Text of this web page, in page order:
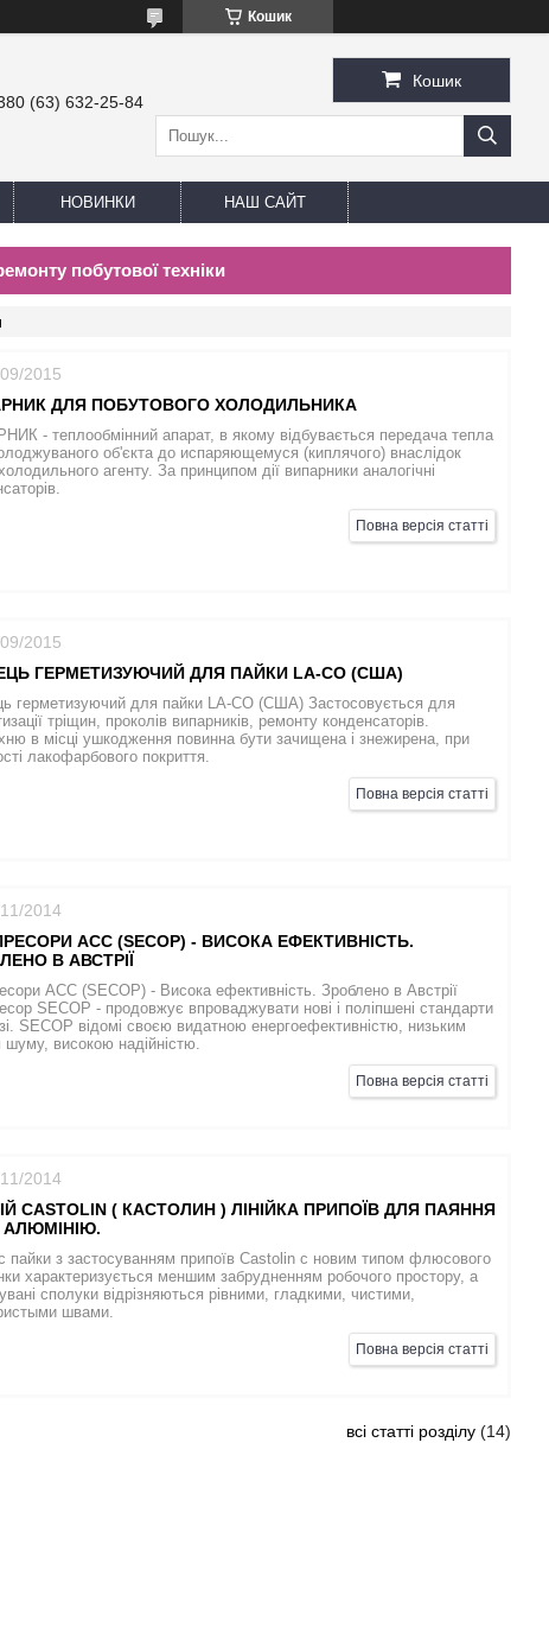
Кошик
(63) 632-25-84
Кошик
НОВИНКИ НАШ САЙТ
побутової техніки
2015
ДЛЯ ПОБУТОВОГО ХОЛОДИЛЬНИКА
- теплообмінний апарат, в якому відбувається передача тепла
об'єкта до испаряющемуся (киплячого) внаслідок
агенту. За принципом дії випарники аналогічні
Повна версія статті
2015
ГЕРМЕТИЗУЮЧИЙ ДЛЯ ПАЙКИ LA-CO (США)
герметизуючий для пайки LA-CO (США) Застосовується для
тріщин, проколів випарників, ремонту конденсаторів.
в місці ушкодження повинна бути зачищена і знежирена, при
лакофарбового покриття.
Повна версія статті
2014
АСС (SECOP) - ВИСОКА ЕФЕКТИВНІСТЬ.
В АВСТРІЇ
АСС (SECOP) - Висока ефективність. Зроблено в Австрії
SECOP - продовжує впроваджувати нові і поліпшені стандарти
SECOP відомі своєю видатною енергоефективністю, низьким
шуму, високою надійністю.
Повна версія статті
2014
СASTOLIN ( КАСТОЛИН ) ЛІНІЙКА ПРИПОЇВ ДЛЯ ПАЯННЯ
АЛЮМІНІЮ.
пайки з застосуванням припоїв Сastolin c новим типом флюсового
характеризується меншим забрудненням робочого простору, а
сполуки відрізняються рівними, гладкими, чистими,
швами.
Повна версія статті
всі статті розділу 14